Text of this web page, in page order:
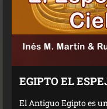
EGIPTO EL
El Antiguo Egipto es